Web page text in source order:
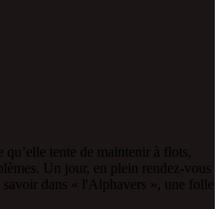
tente de maintenir à flots,
Un jour, en plein rendez-vous
dans « l'Alphavers », une folle